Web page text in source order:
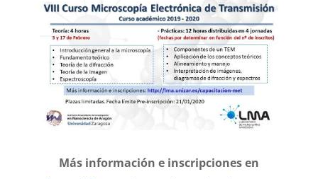
Más información e inscripciones en